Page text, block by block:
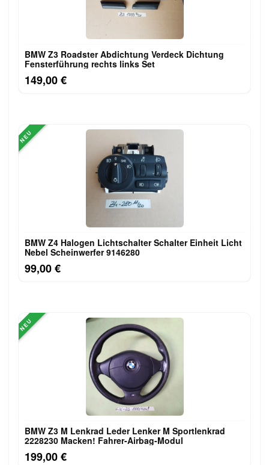
BMW Z3 Roadster Abdichtung Verdeck Dichtung
Fensterführung rechts links Set
149,00 €
NEU
BMW Z4 Halogen Lichtschalter Schalter Einheit Licht
Nebel Scheinwerfer 9146280
99,00 €
NEU
BMW Z3 M Lenkrad Leder Lenker M Sportlenkrad
2228230 Macken! Fahrer-Airbag-Modul
199,00 €